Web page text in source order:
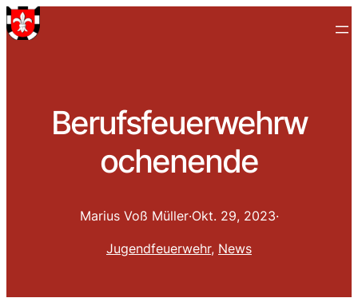
Berufsfeuerwehrw
ochenende
Marius Voß Müller·Okt. 29, 2023·
Jugendfeuerwehr, News